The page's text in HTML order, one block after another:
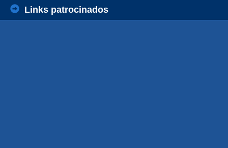
Links patrocinados